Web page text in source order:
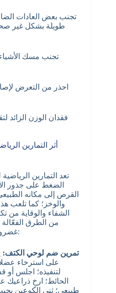
تجنب بعض العادات
طويلة بشكل غير
تجنب مسك الأشياء
احذر من التعرض
فقدان الوزن الزائد
أثر التمارين
تعد التمارين
الضغط على جذور
القرص إلى مكانه
والوخز؛ كما تلعب
الشفاء والوقاية من
من الطرق
غضروف الرقبة، ومن أبرز التمارين:
تمرين ضم لوحي الكتف:
على استرخاء
لتنفيذه؛ اجلس
الحائط؛ ارخِ